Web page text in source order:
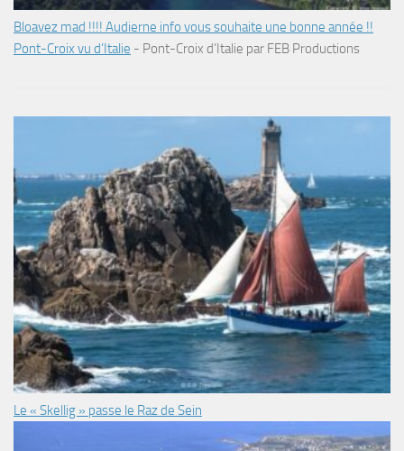
Bloavez mad !!!! Audierne info vous souhaite une bonne année !!
Pont-Croix vu d’Italie - Pont-Croix d’Italie par FEB Productions
Le « Skellig » passe le Raz de Sein